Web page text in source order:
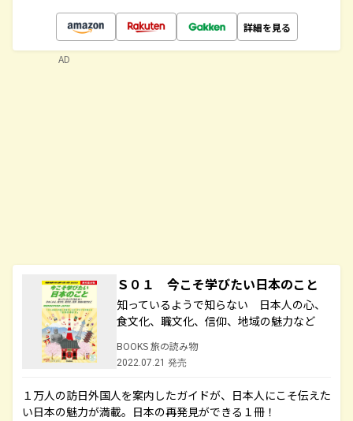
詳細を見る
Ｓ０１ 今こそ学びたい日本のこと
知っているようで知らない 日本人の心、
食文化、職文化、信仰、地域の魅力など
BOOKS 旅の読み物
2022.07.21 発売
１万人の訪日外国人を案内したガイドが、日本人にこそ伝えた
い日本の魅力が満載。日本の再発見ができる１冊！
AD